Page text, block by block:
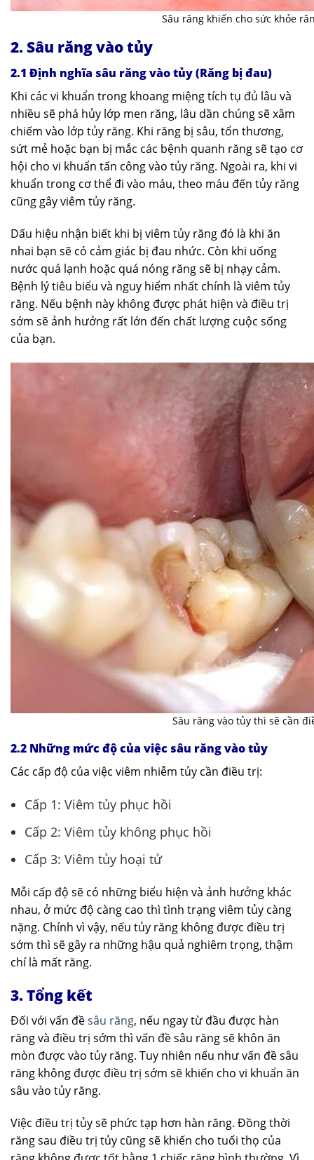
Sâu răng khiến cho sức khỏe
2. Sâu răng vào tủy
2.1 Định nghĩa sâu răng vào tủy (Răng bị đau)
Khi các vi khuẩn trong khoang miệng tích tụ đủ lâu và
nhiều sẽ phá hủy lớp men răng, lâu dần chúng sẽ xâm
chiếm vào lớp tủy răng. Khi răng bị sâu, tổn thương,
sứt mẻ hoặc bạn bị mắc các bệnh quanh răng sẽ tạo cơ
hội cho vi khuẩn tấn công vào tủy răng. Ngoài ra, khi vi
khuẩn trong cơ thể đi vào máu, theo máu đến tủy răng
cũng gây viêm tủy răng.
Dấu hiệu nhận biết khi bị viêm tủy răng đó là khi ăn
nhai bạn sẽ có cảm giác bị đau nhức. Còn khi uống
nước quá lạnh hoặc quá nóng răng sẽ bị nhạy cảm.
Bệnh lý tiêu biểu và nguy hiểm nhất chính là viêm tủy
răng. Nếu bệnh này không được phát hiện và điều trị
sớm sẽ ảnh hưởng rất lớn đến chất lượng cuộc sống
của bạn.
Sâu răng vào tủy thì sẽ cần
2.2 Những mức độ của việc sâu răng vào tủy
Các cấp độ của việc viêm nhiễm tủy cần điều trị:
Cấp 1: Viêm tủy phục hồi
Cấp 2: Viêm tủy không phục hồi
Cấp 3: Viêm tủy hoại tử
Mỗi cấp độ sẽ có những biểu hiện và ảnh hưởng khác
nhau, ở mức độ càng cao thì tình trạng viêm tủy càng
nặng. Chính vì vậy, nếu tủy răng không được điều trị
sớm thì sẽ gây ra những hậu quả nghiêm trọng, thậm
chí là mất răng.
3. Tổng kết
Đối với vấn đềsâu răng, nếu ngay từ đầu được hàn
răng và điều trị sớm thì vấn đề sâu răng sẽ khôn ăn
mòn được vào tủy răng. Tuy nhiên nếu như vấn đề sâu
răng không được điều trị sớm sẽ khiến cho vi khuẩn ăn
sâu vào tủy răng.
Việc điều trị tủy sẽ phức tạp hơn hàn răng. Đồng thời
răng sau điều trị tủy cũng sẽ khiến cho tuổi thọ của